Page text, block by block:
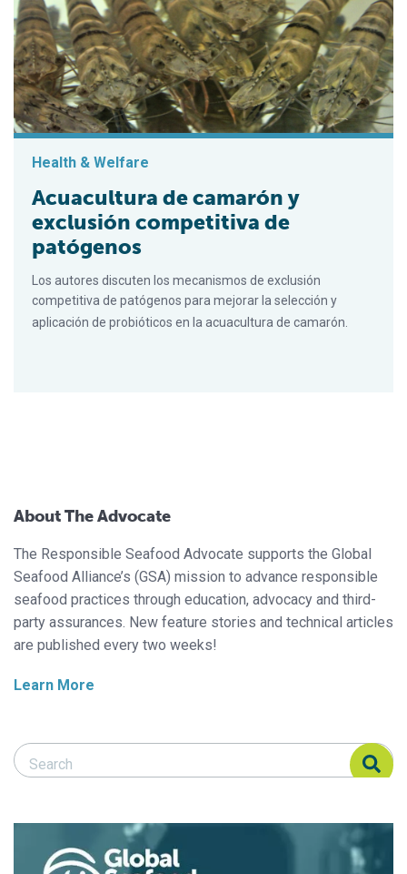
Health & Welfare
Acuacultura de camarón y
exclusión competitiva de
patógenos
Los autores discuten los mecanismos de exclusión
competitiva de patógenos para mejorar la selección y
aplicación de probióticos en la acuacultura de camarón.
About The Advocate
The Responsible Seafood Advocate supports the Global
Seafood Alliance’s (GSA) mission to advance responsible
seafood practices through education, advocacy and third-
party assurances. New feature stories and technical articles
are published every two weeks!
Learn More
Search Responsible Seafood Advocate
Search Responsible Seafood Advocate